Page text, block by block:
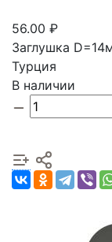
56.00 ₽
Заглушка
Турция
В наличии